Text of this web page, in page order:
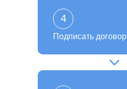
Подписать договор
4